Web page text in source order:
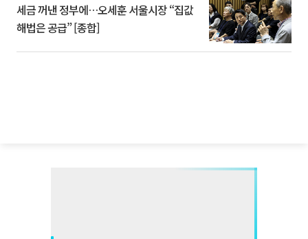
세금 꺼낸 정부에…오세훈 서울시장 “집값
해법은 공급” [종합]